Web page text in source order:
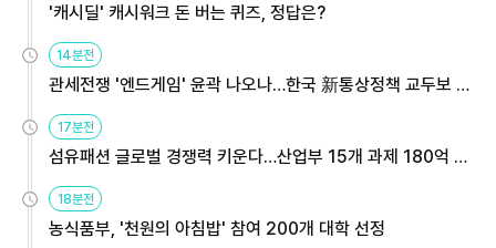
'캐시딜' 캐시워크 돈 버는 퀴즈, 정답은?
14분전
관세전쟁 '엔드게임' 윤곽 나오나…한국 新통상정책 교두보 활
17분전
섬유패션 글로벌 경쟁력 키운다…산업부 15개 과제 180억 지
18분전
농식품부, '천원의 아침밥' 참여 200개 대학 선정